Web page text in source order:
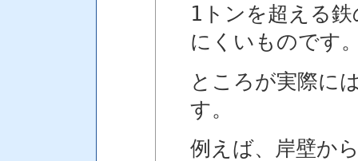
1トンを超える
にくいものです
ところが実際に
す。
例えば、岸壁か